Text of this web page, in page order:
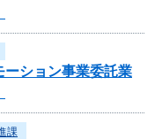
ーション事業委託業
課